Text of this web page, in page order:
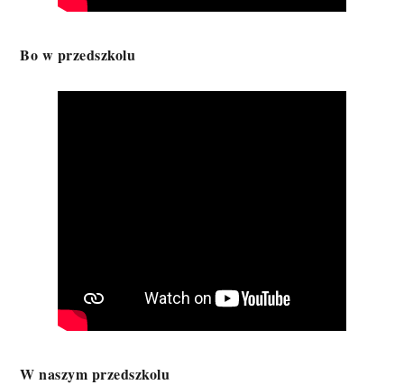
Bo w przedszkolu
W naszym przedszkolu